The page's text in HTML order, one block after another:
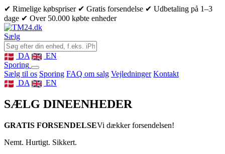
✔ Rimelige købspriser ✔ Gratis forsendelse ✔ Udbetaling på 1–3
dage ✔ Over 50.000 købte enheder
Sælg
DA
EN
Sporing
Sælg til os Sporing FAQ om salg Vejledninger Kontakt
DA
EN
SÆLG DINEENHEDER
GRATIS FORSENDELSEVi dækker forsendelsen!
Nemt. Hurtigt. Sikkert.